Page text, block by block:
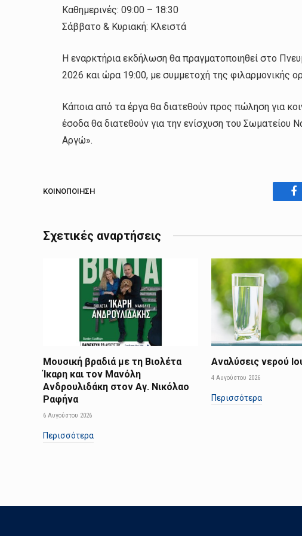
Καθημερινές: 09:00 – 18:30
Σάββατο & Κυριακή: Κλειστά
Η εναρκτήρια εκδήλωση θα πραγματοποιηθεί στο
2026 και ώρα 19:00, με συμμετοχή της φιλαρμονικής
Κάποια από τα έργα θα διατεθούν προς πώληση για
έσοδα θα διατεθούν για την ενίσχυση του Σωματείου
Αργώ».
ΚΟΙΝΟΠΟΊΗΣΗ
Σχετικές αναρτήσεις
Μουσική βραδιά με τη Βιολέτα
Ίκαρη και τον Μανόλη
Ανδρουλιδάκη στον Αγ. Νικόλαο
Ραφήνα
6 Αυγούστου 2026
Περισσότερα
Αναλύσεις νερού
4 Αυγούστου 2026
Περισσότερα